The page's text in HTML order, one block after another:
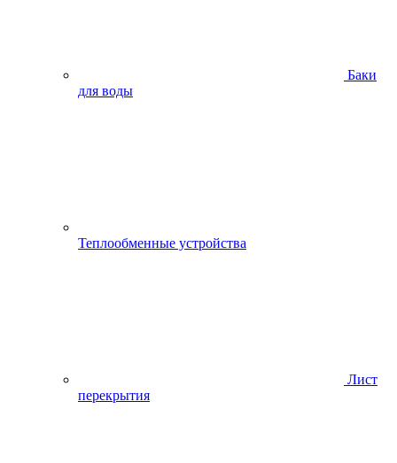
Баки
для воды
Теплообменные устройства
Лист
перекрытия